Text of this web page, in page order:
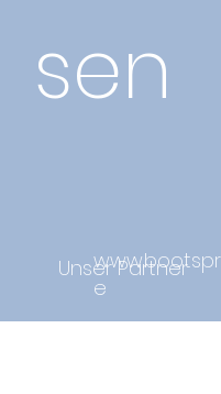
sen
e
Unser Partner